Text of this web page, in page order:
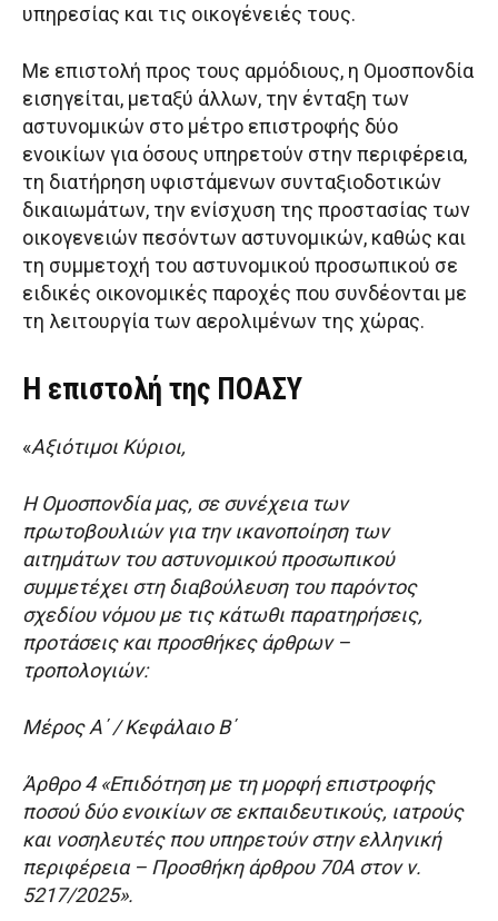
υπηρεσίας και τις οικογένειές τους.
Με επιστολή προς τους αρμόδιους, η Ομοσπονδία
εισηγείται, μεταξύ άλλων, την ένταξη των
αστυνομικών στο μέτρο επιστροφής δύο
ενοικίων για όσους υπηρετούν στην περιφέρεια,
τη διατήρηση υφιστάμενων συνταξιοδοτικών
δικαιωμάτων, την ενίσχυση της προστασίας των
οικογενειών πεσόντων αστυνομικών, καθώς και
τη συμμετοχή του αστυνομικού προσωπικού σε
ειδικές οικονομικές παροχές που συνδέονται με
τη λειτουργία των αερολιμένων της χώρας.
Η επιστολή της ΠΟΑΣΥ
«Αξιότιμοι Κύριοι,
Η Ομοσπονδία μας, σε συνέχεια των
πρωτοβουλιών για την ικανοποίηση των
αιτημάτων του αστυνομικού προσωπικού
συμμετέχει στη διαβούλευση του παρόντος
σχεδίου νόμου με τις κάτωθι παρατηρήσεις,
προτάσεις και προσθήκες άρθρων –
τροπολογιών:
Μέρος Α΄ / Κεφάλαιο Β΄
Άρθρο 4 «Επιδότηση με τη μορφή επιστροφής
ποσού δύο ενοικίων σε εκπαιδευτικούς, ιατρούς
και νοσηλευτές που υπηρετούν στην ελληνική
περιφέρεια – Προσθήκη άρθρου 70Α στον ν.
5217/2025».